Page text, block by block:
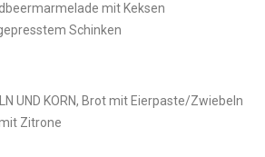
mit Keksen
Schinken
UND KORN, Brot mit Eierpaste/Zwiebeln
Zitrone